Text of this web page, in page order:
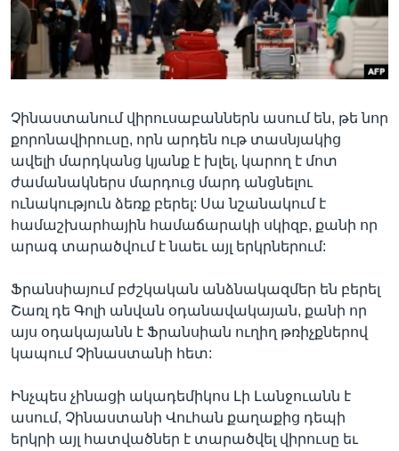
Լեզուներ
Չինաստանում վիրուսաբաններն ասում են, թե նոր
քորոնավիրուսը, որն արդեն ութ տասնյակից
ավելի մարդկանց կյանք է խլել, կարող է մոտ
ժամանակներս մարդուց մարդ անցնելու
ունակություն ձեռք բերել: Սա նշանակում է
համաշխարհային համաճարակի սկիզբ, քանի որ
արագ տարածվում է նաեւ այլ երկրներում:
Ֆրանսիայում բժշկական անձնակազմեր են բերել
Շառլ դե Գոլի անվան օդանավակայան, քանի որ
այս օդակայանն է Ֆրանսիան ուղիղ թռիչքներով
կապում Չինաստանի հետ:
Ինչպես չինացի ակադեմիկոս Լի Լանջուանն է
ասում, Չինաստանի Վուհան քաղաքից դեպի
երկրի այլ հատվածներ է տարածվել վիրուսը եւ